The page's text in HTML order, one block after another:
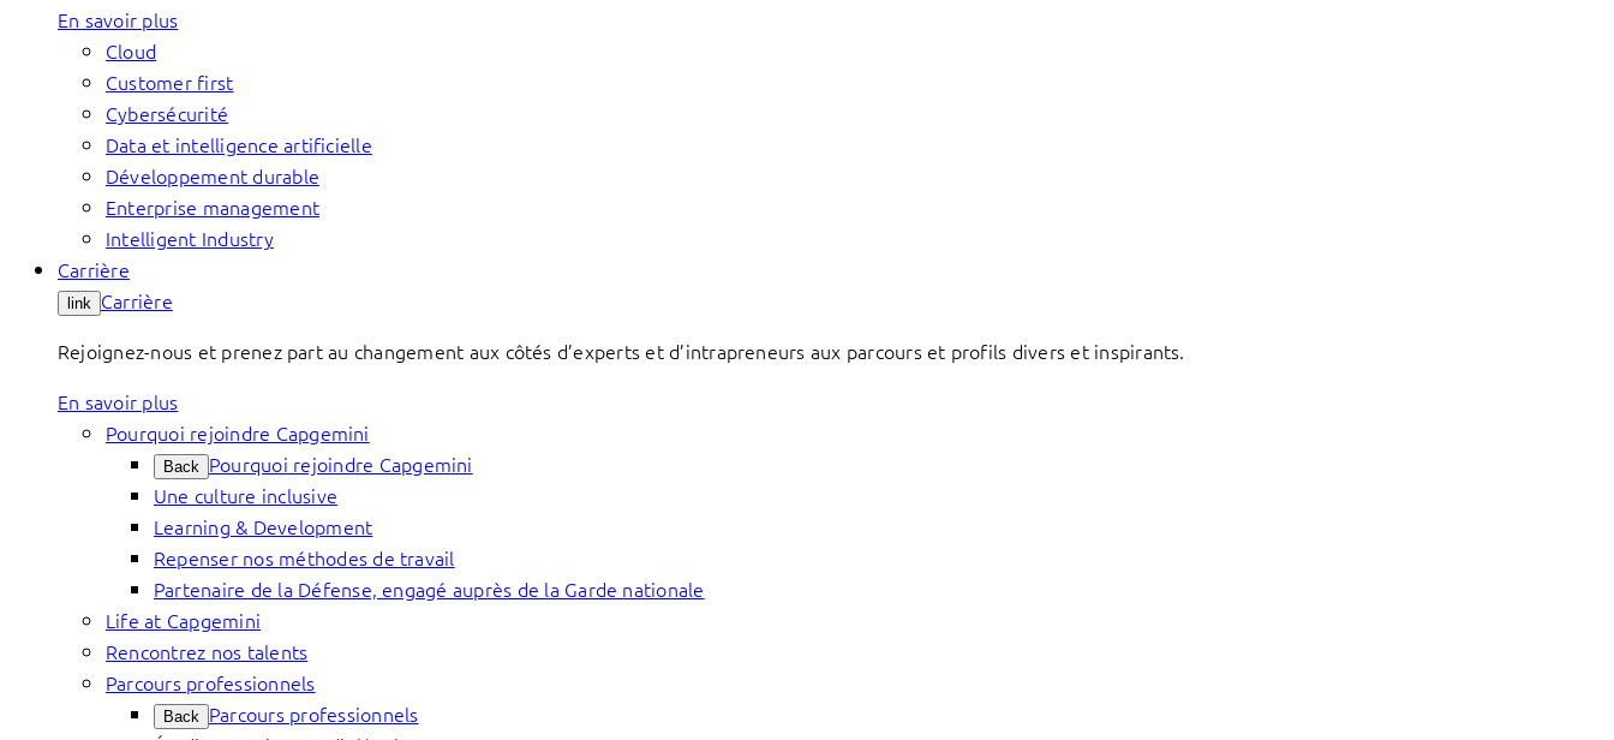
En savoir plus
Cloud
Customer first
Cybersécurité
Data et intelligence artificielle
Développement durable
Enterprise management
Intelligent Industry
Carrière
link Carrière
Rejoignez-nous et prenez part au changement aux côtés d’experts et d’intrapreneurs aux parcours et profils divers et inspirants.
En savoir plus
Pourquoi rejoindre Capgemini
Back Pourquoi rejoindre Capgemini
Une culture inclusive
Learning & Development
Repenser nos méthodes de travail
Partenaire de la Défense, engagé auprès de la Garde nationale
Life at Capgemini
Rencontrez nos talents
Parcours professionnels
Back Parcours professionnels